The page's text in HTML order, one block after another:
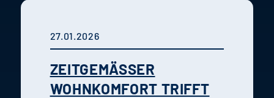
27.01.2026
ZEITGEMÄSSER W
OHNKOMFORT TRIFFT F